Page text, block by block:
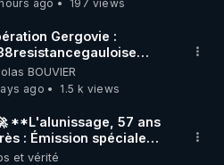
ago
197 views
Gergovie :
‪@gladysriifard5710‬ Laëtitia
BOUVIER
ago
1.5 k views
**L'alunissage, 57 ans
: Émission spéciale
John Doe !** 👨 🚀✨
et vérité